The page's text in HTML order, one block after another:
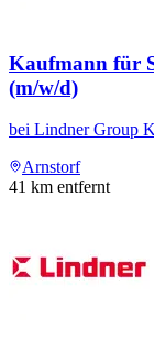
Kaufmann für
(m/w/d)
bei Lindner Group
Arnstorf
41 km entfernt